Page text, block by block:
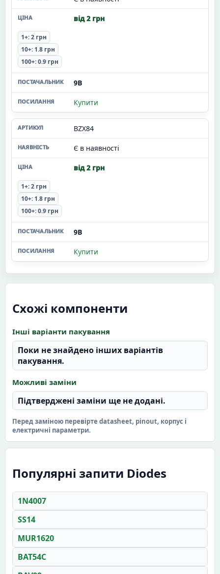
від 2 грн
1+: 2 грн
10+: 1.8 грн
100+: 0.9 грн
9В
Купити
BZX84
Є в наявності
від 2 грн
1+: 2 грн
10+: 1.8 грн
100+: 0.9 грн
9В
Купити
Схожі компоненти
Інші варіанти пакування
Поки не знайдено інших варіантів
пакування.
Можливі заміни
Підтверджені заміни ще не додані.
Перед заміною перевірте datasheet, pinout, корпус і
електричні параметри.
Популярні запити Diodes
1N4007
SS14
MUR1620
BAT54C